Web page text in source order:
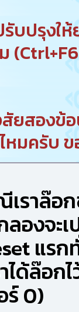
บปรุงใ
ยสองข้อ
หมครับ
ราล๊อก
องจะ
แรก
ได้ล๊อก
ร์ 0)